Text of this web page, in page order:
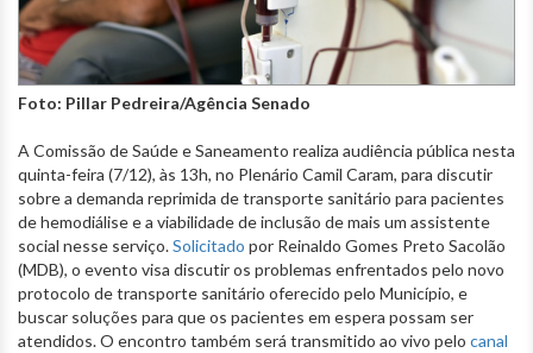
Foto: Pillar Pedreira/Agência Senado
A Comissão de Saúde e Saneamento realiza audiência pública nesta
quinta-feira (7/12), às 13h, no Plenário Camil Caram, para discutir
sobre a demanda reprimida de transporte sanitário para pacientes
de hemodiálise e a viabilidade de inclusão de mais um assistente
social nesse serviço.Solicitado por Reinaldo Gomes Preto Sacolão
(MDB), o evento visa discutir os problemas enfrentados pelo novo
protocolo de transporte sanitário oferecido pelo Município, e
buscar soluções para que os pacientes em espera possam ser
atendidos. O encontro também será transmitido ao vivo pelo canal